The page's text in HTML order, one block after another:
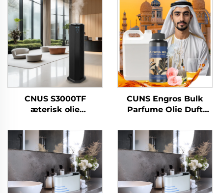
CNUS S3000TF
æterisk olie
badeværelse/kontor
HVAC luftfrisker
Duftdiffusermaskinesystem
CUNS Engros Bulk
Parfume Olie Duft
Parfume Olie
Langtidsholdbar
Diffuser Machine Oil